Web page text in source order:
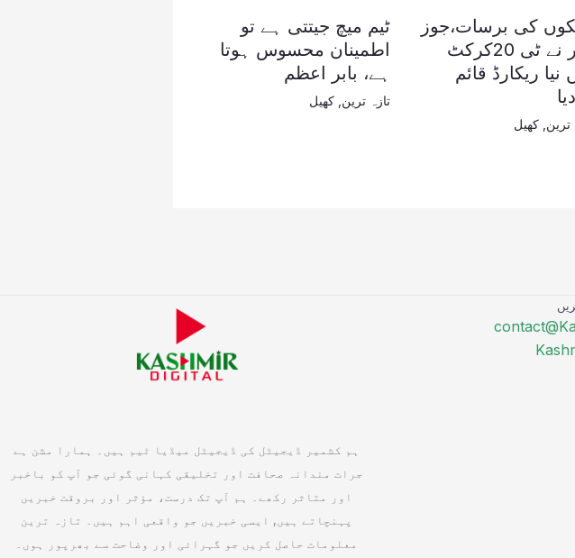
کی برسات،جوز
بٹلر نے ٹی 20کرکٹ
نیا ریکارڈ قائم
ترین ,کھیل
ٹیم میچ جیتتی ہے تو
اطمینان محسوس ہوتا
ہے، بابر اعظم
تازہ ترین کھیل
ہم کشمیر ڈیجیٹل کی ڈیجیٹل میڈیا ٹیم ہیں۔ ہمارا مشن ہے
جرات مندانہ صحافت اور تخلیقی کہانی گوئی جو آپ کو باخبر
اور متاثر رکھے۔ ہم آپ تک درست، مؤثر اور بروقت خبریں
پہنچاتے ہیں, ایسی خبریں جو واقعی اہم ہیں۔ تازہ ترین
معلومات حاصل کریں جو گہرائی اور وضاحت سے بھرپور ہوں۔